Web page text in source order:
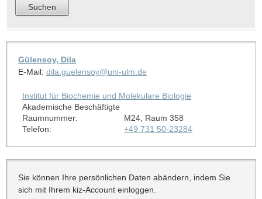
Gülensoy, Dila
E-Mail: dila.guelensoy@uni-ulm.de
Institut für Biochemie und Molekulare Biologie
Akademische Beschäftigte
Raumnummer:
M24, Raum 358
Telefon:
+49 731 50-23284
Sie können Ihre persönlichen Daten abändern, indem Sie
sich mit Ihrem kiz-Account einloggen.